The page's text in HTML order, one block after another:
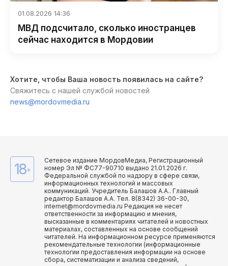
01.08.2026 14:36
МВД подсчитало, сколько иностранцев
сейчас находится в Мордовии
Хотите, чтобы Ваша новость появилась на сайте?
Свяжитесь с нашей службой новостей
news@mordovmedia.ru
18+
Сетевое издание МордовМедиа, Регистрационный
номер Эл № ФС77-90710 выдано 21.01.2026 г.
Федеральной службой по надзору в сфере связи,
информационных технологий и массовых
коммуникаций. Учредитель Балашов А.А.. Главный
редактор Балашов А.А. Тел. 8(8342) 36-00-30,
internet@mordovmedia.ru Редакция не несет
ответственности за информацию и мнения,
высказанные в комментариях читателей и новостных
материалах, составленных на основе сообщений
читателей. На информационном ресурсе применяются
рекомендательные технологии (информационные
технологии предоставления информации на основе
сбора, систематизации и анализа сведений,